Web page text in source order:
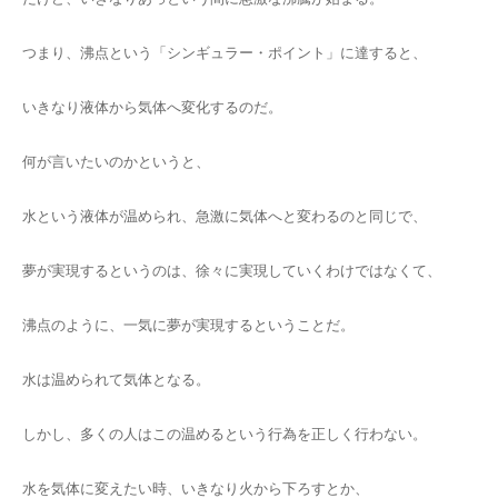
つまり、沸点という「シンギュラー・ポイント」に達すると、
いきなり液体から気体へ変化するのだ。
何が言いたいのかというと、
水という液体が温められ、急激に気体へと変わるのと同じで、
夢が実現するというのは、徐々に実現していくわけではなくて、
沸点のように、一気に夢が実現するということだ。
水は温められて気体となる。
しかし、多くの人はこの温めるという行為を正しく行わない。
水を気体に変えたい時、いきなり火から下ろすとか、